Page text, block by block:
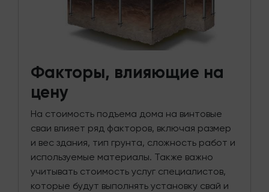
Факторы, влияющие на
цену
На стоимость подъема дома на винтовые
сваи влияет ряд факторов, включая размер
и вес здания, тип грунта, сложность работ и
используемые материалы. Также важно
учитывать стоимость услуг специалистов,
которые будут выполнять установку свай и